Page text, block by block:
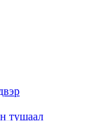
тушаал